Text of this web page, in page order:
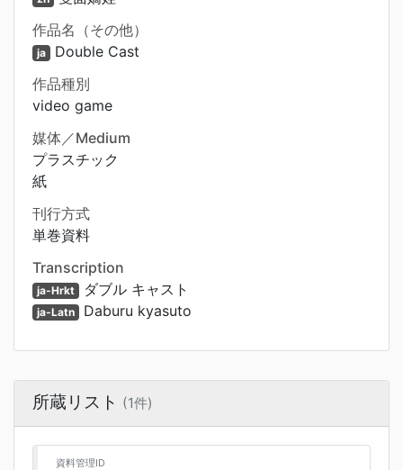
作品名（その他）
ja Double Cast
作品種別
video game
媒体／Medium
プラスチック
紙
刊行方式
単巻資料
Transcription
ja-Hrkt ダブル キャスト
ja-Latn Daburu kyasuto
所蔵リスト (1件)
資料管理ID